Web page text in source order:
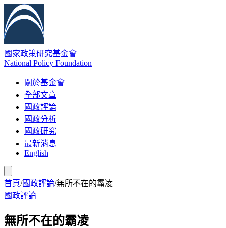
國家政策研究基金會
National Policy Foundation
關於基金會
全部文章
國政評論
國政分析
國政研究
最新消息
English
首頁/國政評論/無所不在的霸凌
國政評論
無所不在的霸凌